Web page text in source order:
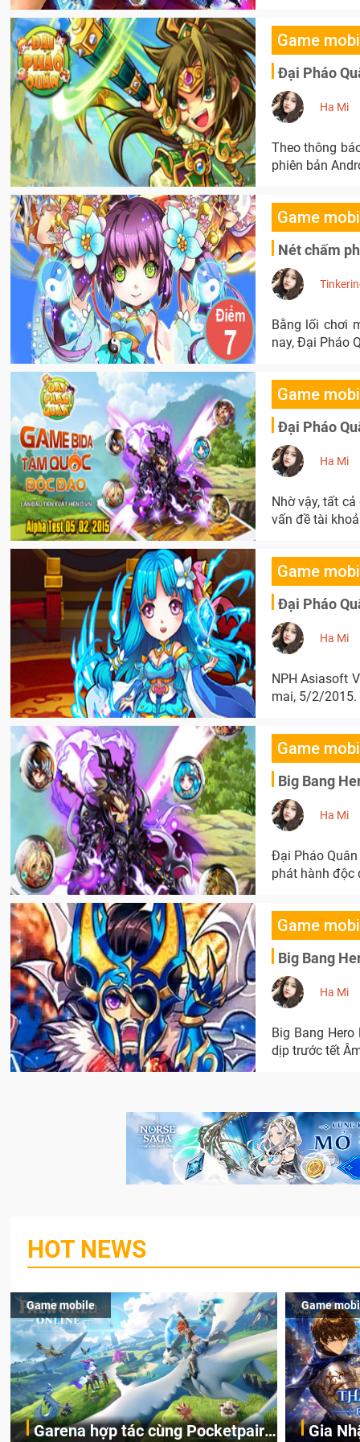
Game
Đại Pháo
Ha Mi
Theo thông
phiên bản
Game
Nét chấm
Bằng lối chơi
nay, Đại Pháo
Game
Đại Pháo
Ha Mi
Nhờ vậy, tất
vấn đề tài
Game
Đại Pháo
Ha Mi
NPH Asiasoft
mai, 5/2/2015.
Game
Big Bang
Ha Mi
Đại Pháo
phát hành độc
Game
Big Bang
Ha Mi
Big Bang
dịp trước tết
HOT NEWS
Game mobile
Garena hợp tác cùng Pocketpair
Game
Gia